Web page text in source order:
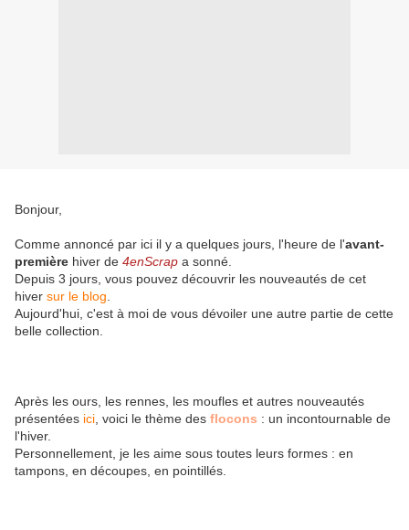
Bonjour,
Comme annoncé par ici il y a quelques jours, l'heure de l'avant-
première hiver de 4enScrap a sonné.
Depuis 3 jours, vous pouvez découvrir les nouveautés de cet
hiver sur le blog
Aujourd'hui, c'est à moi de vous dévoiler une autre partie de cette
belle collection.
Après les ours, les rennes, les moufles et autres nouveautés
présentées ici , voici le thème des flocons : un incontournable de
l'hiver.
Personnellement, je les aime sous toutes leurs formes : en
tampons, en découpes, en pointillés.